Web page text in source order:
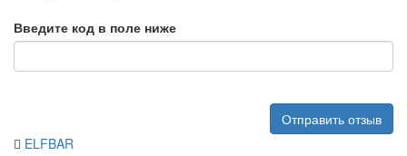
Введите код в поле ниже
Отправить отзыв
ELFBAR